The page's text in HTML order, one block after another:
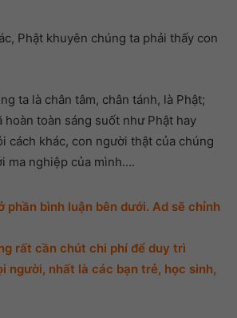
Phật khuyên chúng ta phải thấy con
ta là chân tâm, chân tánh, là Phật;
hoàn toàn sáng suốt như Phật hay
cách khác, con người thật của chúng
ma nghiệp của mình….
bình luận bên dưới. Ad sẽ chỉnh
rất cần chút chi phí để duy trì
người, nhất là các bạn trẻ, học sinh,